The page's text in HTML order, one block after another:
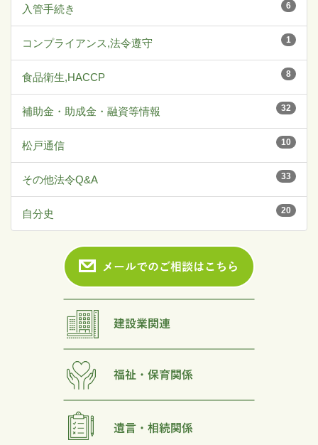
6
入管手続き
1
コンプライアンス,法令遵守
8
食品衛生,HACCP
32
補助金・助成金・融資等情報
10
松戸通信
33
その他法令Q&A
20
自分史